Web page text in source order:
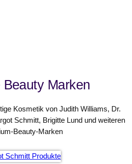
Beauty Marken
Kosmetik von Judith Williams, Dr.
Schmitt, Brigitte Lund und weiteren
Beauty-Marken